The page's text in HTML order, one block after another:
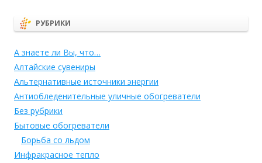
РУБРИКИ
А знаете ли Вы, что…
Алтайские сувениры
Альтернативные источники энергии
Антиобледенительные уличные обогреватели
Без рубрики
Бытовые обогреватели
Борьба со льдом
Инфракрасное тепло